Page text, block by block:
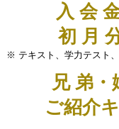
入 会
初 月
※ テキスト、学力テスト
兄 弟・
ご紹介